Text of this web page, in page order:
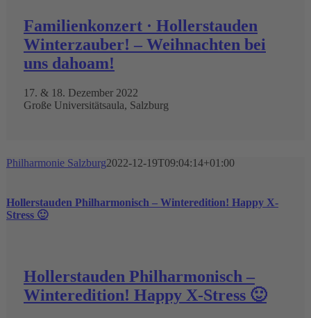
Familienkonzert · Hollerstauden
Winterzauber! – Weihnachten bei
uns dahoam!
17. & 18. Dezember 2022
Große Universitätsaula, Salzburg
Philharmonie Salzburg2022-12-19T09:04:14+01:00
Hollerstauden Philharmonisch – Winteredition! Happy X-
Stress 🙂
Hollerstauden Philharmonisch –
Winteredition! Happy X-Stress 🙂